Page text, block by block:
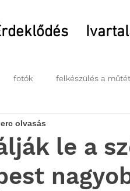
fotók felkészülés a
le a
olvasás